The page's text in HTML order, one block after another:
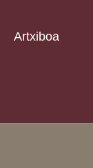
Artxiboa